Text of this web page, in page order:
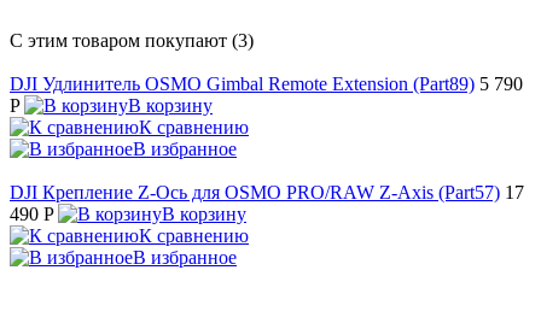
С этим товаром покупают (3)
DJI Удлинитель OSMO Gimbal Remote Extension (Part89) 5 790
P
В корзину
К сравнению
В избранное
DJI Крепление Z-Ось для OSMO PRO/RAW Z-Axis (Part57) 17
490 P
В корзину
К сравнению
В избранное